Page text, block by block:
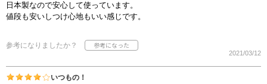
日本製なので安心して使っています。
値段も安いしつけ心地もいい感じです。
参考になりましたか？
2021/03/12
いつもの！